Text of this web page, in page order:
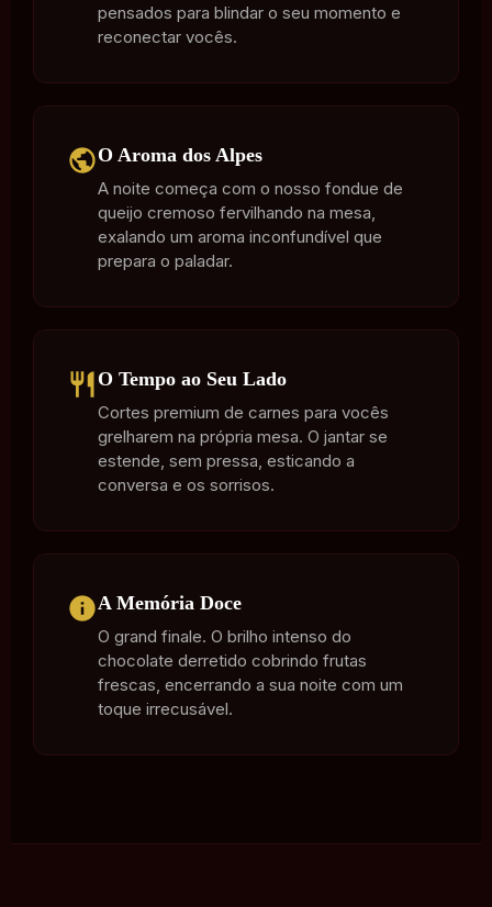
pensados para blindar o seu momento e
reconectar vocês.
O Aroma dos Alpes
A noite começa com o nosso fondue de
queijo cremoso fervilhando na mesa,
exalando um aroma inconfundível que
prepara o paladar.
O Tempo ao Seu Lado
Cortes premium de carnes para vocês
grelharem na própria mesa. O jantar se
estende, sem pressa, esticando a
conversa e os sorrisos.
A Memória Doce
O grand finale. O brilho intenso do
chocolate derretido cobrindo frutas
frescas, encerrando a sua noite com um
toque irrecusável.